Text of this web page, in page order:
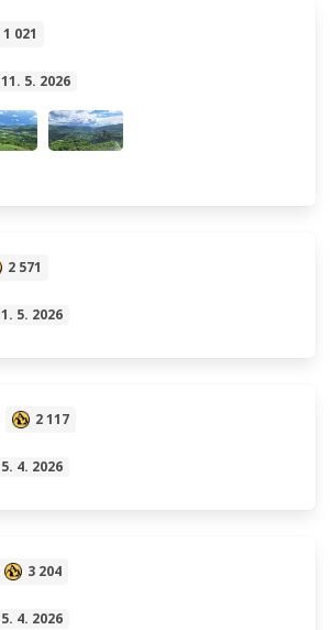
1 021
11. 5. 2026
2 571
1. 5. 2026
2 117
5. 4. 2026
3 204
5. 4. 2026